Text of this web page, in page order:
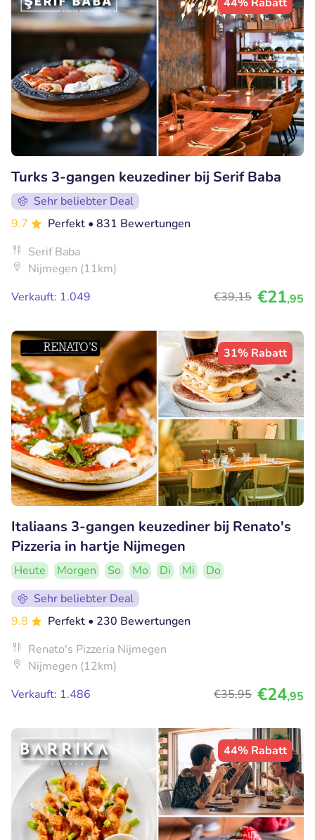
Turks 3-gangen keuzediner bij Serif Baba
Sehr beliebter Deal
9.7
Perfekt • 831 Bewertungen
Serif Baba
Nijmegen (11km)
Verkauft: 1.049
€39,15 €21,95
31% Rabatt
Italiaans 3-gangen keuzediner bij Renato's
Pizzeria in hartje Nijmegen
Heute Morgen So Mo Di Mi
Do
Sehr beliebter Deal
9.8
Perfekt • 230 Bewertungen
Renato's Pizzeria Nijmegen
Nijmegen (12km)
Verkauft: 1.486
€35,95 €24,95
44% Rabatt